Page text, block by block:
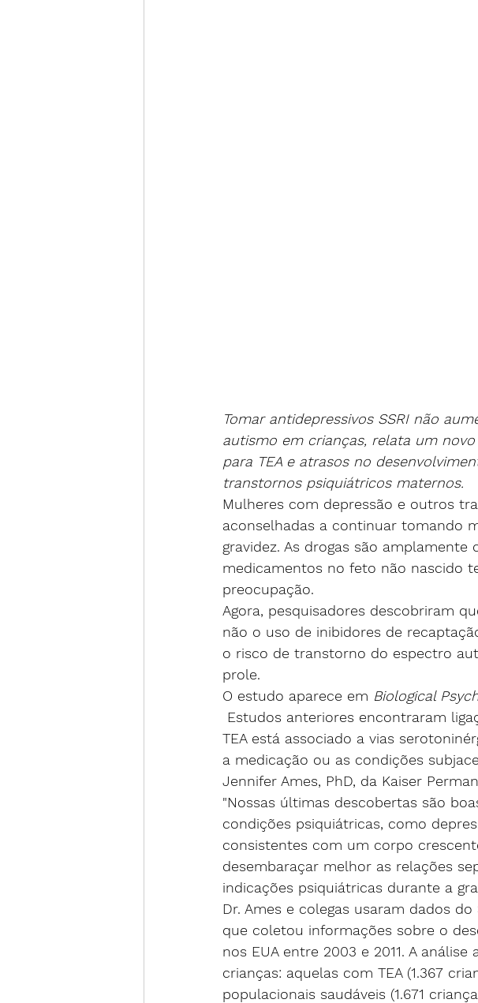
Tomar antidepressivos SSRI não
autismo em crianças, relata um
para TEA e atrasos no
transtornos psiquiátricos maternos.
Mulheres com depressão e outros
aconselhadas a continuar tomando
gravidez. As drogas são
medicamentos no feto não nascido
preocupação.
Agora, pesquisadores descobriram
não o uso de inibidores de
o risco de transtorno do espectro
prole.
O estudo aparece em Biological
TEA está associado a vias
a medicação ou as condições
Jennifer Ames, PhD, da Kaiser
"Nossas últimas descobertas são
condições psiquiátricas, como
consistentes com um corpo
desembaraçar melhor as relações
indicações psiquiátricas durante a
Dr. Ames e colegas usaram dados
que coletou informações sobre o
nos EUA entre 2003 e 2011. A
crianças: aquelas com TEA (1.367
populacionais saudáveis (1.671